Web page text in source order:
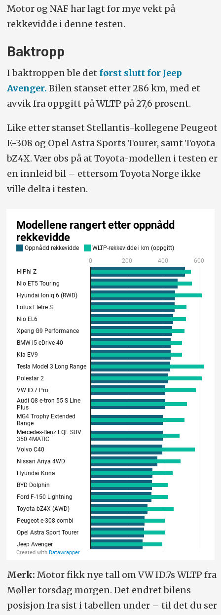
Motor og NAF har lagt for mye vekt på
rekkevidde i denne testen.
Baktropp
I baktroppen ble det først slutt for Jeep
Avenger. Bilen stanset etter 286 km, med et
avvik fra oppgitt på WLTP på 27,6 prosent.
Like etter stanset Stellantis-kollegene Peugeot
E-308 og Opel Astra Sports Tourer, samt Toyota
bZ4X. Vær obs på at Toyota-modellen i testen er
en innleid bil – ettersom Toyota Norge ikke
ville delta i testen.
Merk: Motor fikk nye tall om VW ID.7s WLTP fra
Møller torsdag morgen. Det endret bilens
posisjon fra sist i tabellen under – til det du ser